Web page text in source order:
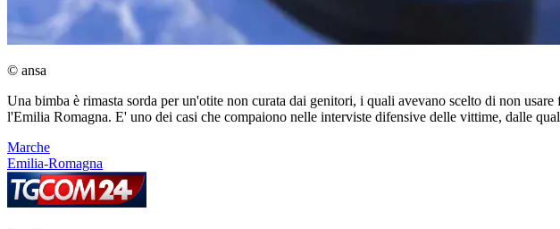
© ansa
Una bimba è rimasta sorda per un'otite non curata dai genitori, i quali avevano scelto di non
l'Emilia Romagna. E' uno dei casi che compaiono nelle interviste difensive delle vittime, dalle
Marche
Emilia-Romagna